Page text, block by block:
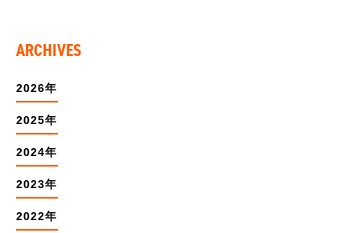
ARCHIVES
2026年
2025年
2024年
2023年
2022年